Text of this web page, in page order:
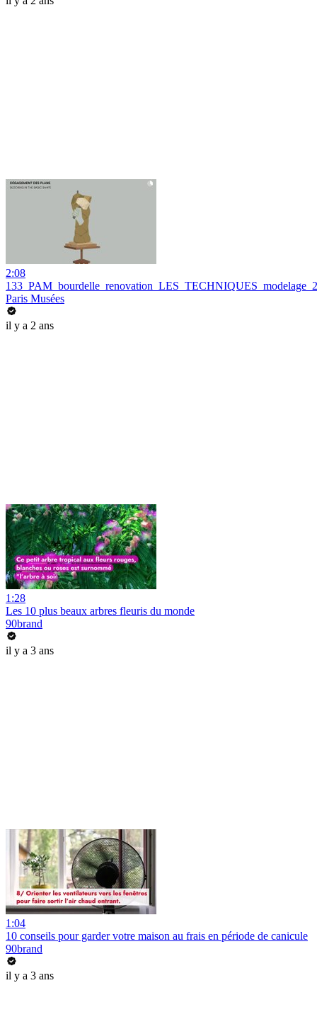
2:08
Paris Musées
il y a 2 ans
1:28
Les 10 plus beaux arbres fleuris du monde
90brand
il y a 3 ans
1:04
10 conseils pour garder votre maison au frais en période de canicule
90brand
il y a 3 ans